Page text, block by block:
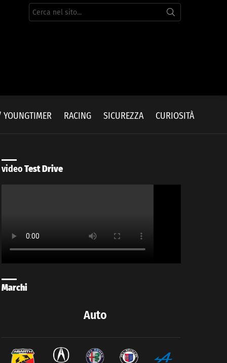
Cerca
per:
YOUNGTIMER RACING SICUREZZA CURIOSITÀ
videoTest Drive
Marchi
Auto